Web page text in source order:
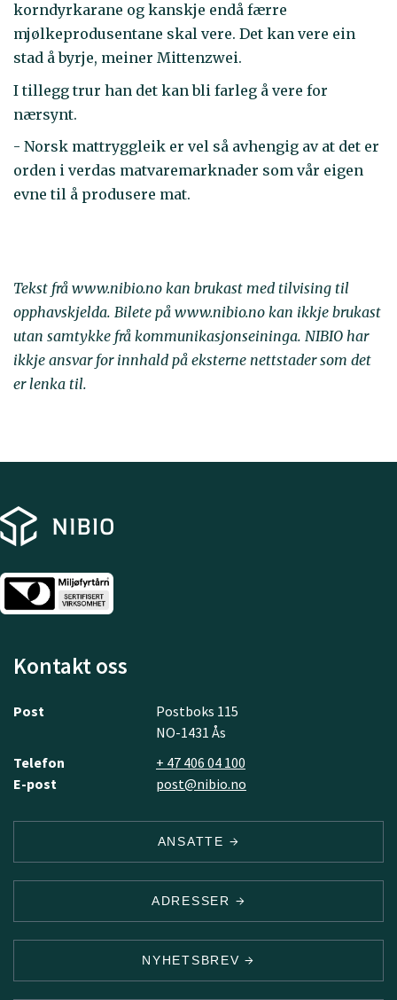
korndyrkarane og kanskje endå færre
mjølkeprodusentane skal vere. Det kan vere ein
stad å byrje, meiner Mittenzwei.
I tillegg trur han det kan bli farleg å vere for
nærsynt.
- Norsk mattryggleik er vel så avhengig av at det er
orden i verdas matvaremarknader som vår eigen
evne til å produsere mat.
Tekst frå www.nibio.no kan brukast med tilvising til
opphavskjelda. Bilete på www.nibio.no kan ikkje brukast
utan samtykke frå kommunikasjonseininga. NIBIO har
ikkje ansvar for innhald på eksterne nettstader som det
er lenka til.
Kontakt oss
Post
Postboks 115
NO-1431 Ås
Telefon
+ 47 406 04 100
E-post
post@nibio.no
ANSATTE
ADRESSER
NYHETSBREV